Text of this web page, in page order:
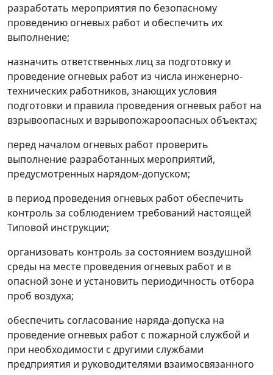
разработать мероприятия по безопасному
проведению огневых работ и обеспечить их
выполнение;
назначить ответственных лиц за подготовку и
проведение огневых работ из числа инженерно-
технических работников, знающих условия
подготовки и правила проведения огневых работ на
взрывоопасных и взрывопожароопасных объектах;
перед началом огневых работ проверить
выполнение разработанных мероприятий,
предусмотренных нарядом-допуском;
в период проведения огневых работ обеспечить
контроль за соблюдением требований настоящей
Типовой инструкции;
организовать контроль за состоянием воздушной
среды на месте проведения огневых работ и в
опасной зоне и установить периодичность отбора
проб воздуха;
обеспечить согласование наряда-допуска на
проведение огневых работ с пожарной службой и
при необходимости с другими службами
предприятия и руководителями взаимосвязанного